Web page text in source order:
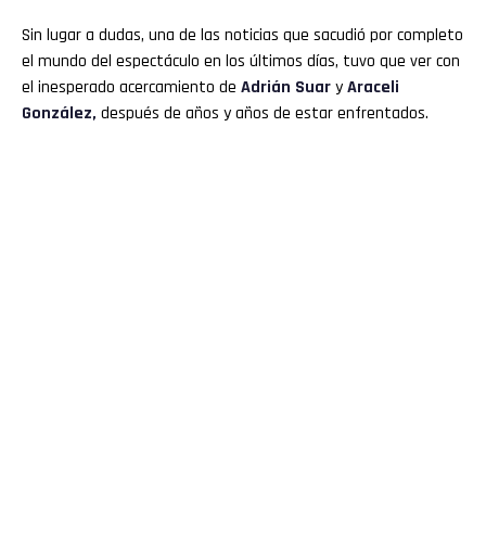
Sin lugar a dudas, una de las noticias que sacudió por completo
el mundo del espectáculo en los últimos días, tuvo que ver con
el inesperado acercamiento de Adrián SuaryAraceli
González, después de años y años de estar enfrentados.